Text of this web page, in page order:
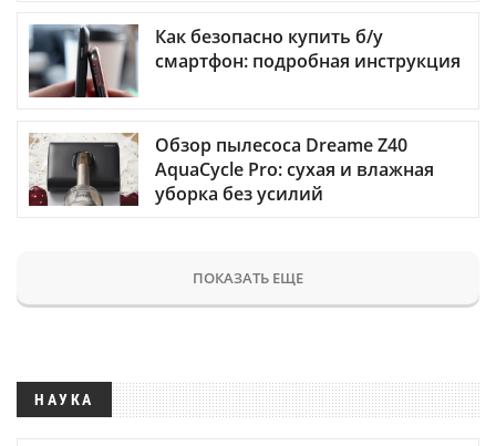
Как безопасно купить б/у
смартфон: подробная инструкция
Обзор пылесоса Dreame Z40
AquaCycle Pro: сухая и влажная
уборка без усилий
ПОКАЗАТЬ ЕЩЕ
НАУКА